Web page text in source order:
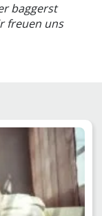
baggerst
freuen uns